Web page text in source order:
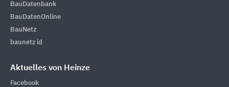
BauDatenbank
BauDatenOnline
BauNetz
baunetz id
Aktuelles von Heinze
Facebook